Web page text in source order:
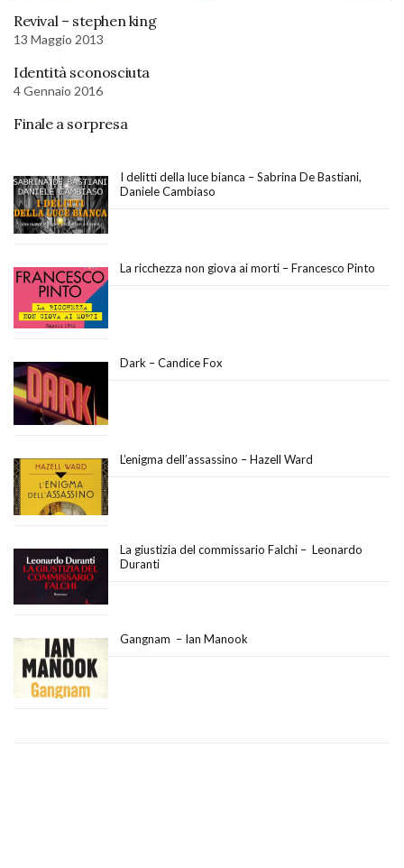
Revival – stephen king
13 Maggio 2013
Identità sconosciuta
4 Gennaio 2016
Finale a sorpresa
I delitti della luce bianca – Sabrina De Bastiani,
Daniele Cambiaso
La ricchezza non giova ai morti – Francesco Pinto
Dark – Candice Fox
L’enigma dell’assassino – Hazell Ward
La giustizia del commissario Falchi – Leonardo
Duranti
Gangnam – Ian Manook